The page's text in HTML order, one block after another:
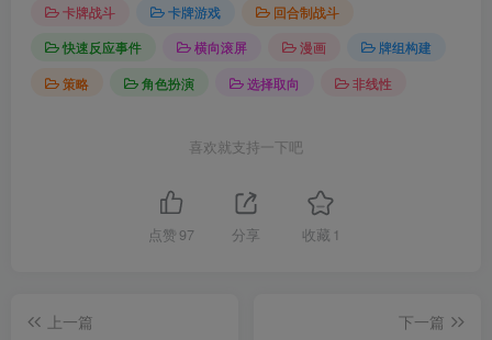
卡牌战斗
卡牌游戏
回合制战斗
快速反应事件
横向滚屏 漫画
牌组构建
策略
角色扮演 选择取向 非线性
喜欢就支持一下吧
点赞 97 分享 收藏 1
上一篇
下一篇